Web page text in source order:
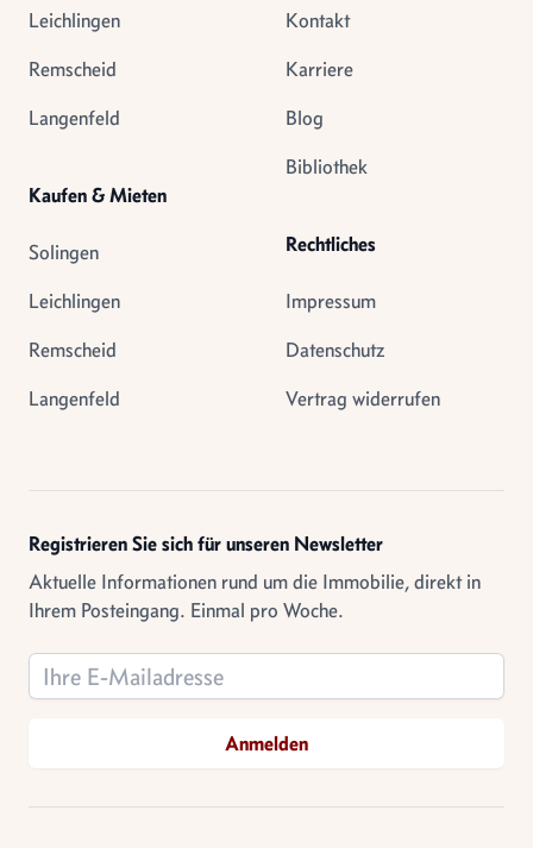
Leichlingen
Remscheid
Langenfeld
Kaufen & Mieten
Solingen
Leichlingen
Remscheid
Langenfeld
Kontakt
Karriere
Blog
Bibliothek
Rechtliches
Impressum
Datenschutz
Vertrag widerrufen
Registrieren Sie sich für unseren Newsletter
Aktuelle Informationen rund um die Immobilie, direkt in
Ihrem Posteingang. Einmal pro Woche.
Email address
Anmelden